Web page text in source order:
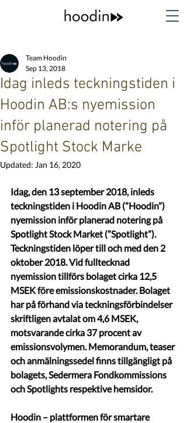
Idag inleds teckningstiden i
Hoodin AB:s nyemission
inför planerad notering på
Spotlight Stock Marke
Team Hoodin
Sep 13, 2018
Updated: Jan 16, 2020
Idag, den 13 september 2018, inleds
teckningstiden i Hoodin AB (”Hoodin”)
nyemission inför planerad notering på
Spotlight Stock Market (”Spotlight”).
Teckningstiden löper till och med den 2
oktober 2018. Vid fulltecknad
nyemission tillförs bolaget cirka 12,5
MSEK före emissionskostnader. Bolaget
har på förhand via teckningsförbindelser
skriftligen avtalat om 4,6 MSEK,
motsvarande cirka 37 procent av
emissionsvolymen. Memorandum, teaser
och anmälningssedel finns tillgängligt på
bolagets, Sedermera Fondkommissions
och Spotlights respektive hemsidor.
Hoodin – plattformen för smartare